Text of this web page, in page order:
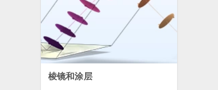
棱镜和涂层